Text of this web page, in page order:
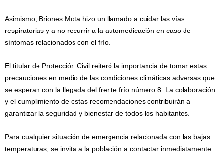
Asimismo, Briones Mota hizo un llamado a cuidar las vías
respiratorias y a no recurrir a la automedicación en caso de
síntomas relacionados con el frío.
El titular de Protección Civil reiteró la importancia de tomar estas
precauciones en medio de las condiciones climáticas adversas que
se esperan con la llegada del frente frío número 8. La colaboración
y el cumplimiento de estas recomendaciones contribuirán a
garantizar la seguridad y bienestar de todos los habitantes.
Para cualquier situación de emergencia relacionada con las bajas
temperaturas, se invita a la población a contactar inmediatamente